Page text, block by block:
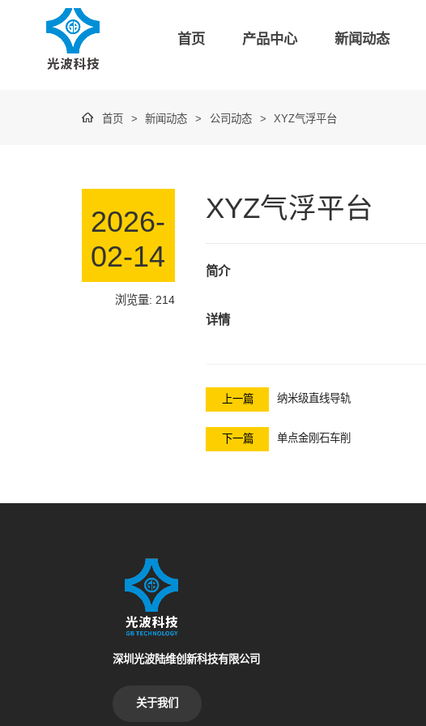
首页 产品中心 新闻动态
首页 > 新闻动态 > 公司动态 > XYZ气浮平台
2026-
02-14
浏览量: 214
XYZ气浮平台
简介
详情
上一篇 纳米级直线导轨
下一篇 单点金刚石车削
深圳光波陆维创新科技有限公司
关于我们